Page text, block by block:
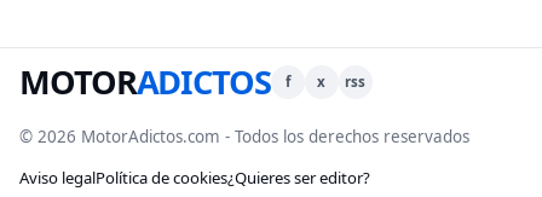
MOTORADICTOS f x rss
© 2026 MotorAdictos.com - Todos los derechos reservados
Aviso legalPolítica de cookies¿Quieres ser editor?